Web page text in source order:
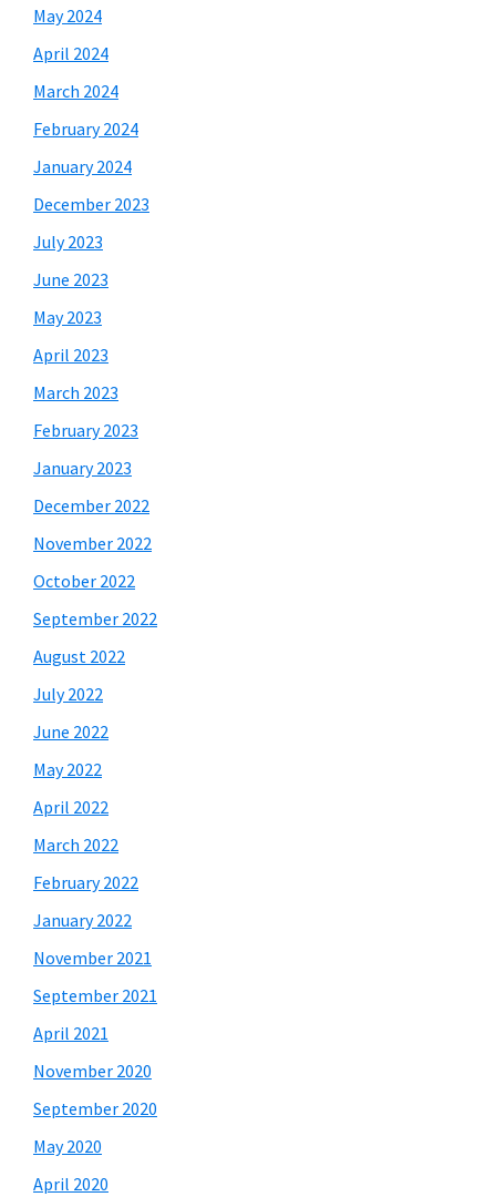
May 2024
April 2024
March 2024
February 2024
January 2024
December 2023
July 2023
June 2023
May 2023
April 2023
March 2023
February 2023
January 2023
December 2022
November 2022
October 2022
September 2022
August 2022
July 2022
June 2022
May 2022
April 2022
March 2022
February 2022
January 2022
November 2021
September 2021
April 2021
November 2020
September 2020
May 2020
April 2020